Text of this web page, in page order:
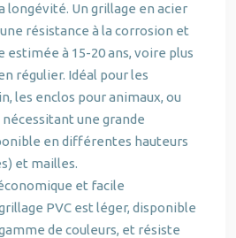
longévité. Un grillage en acier
résistance à la corrosion et
estimée à 15-20 ans, voire plus
régulier. Idéal pour les
les enclos pour animaux, ou
une grande
en différentes hauteurs
et mailles.
et facile
PVC est léger, disponible
de couleurs, et résiste